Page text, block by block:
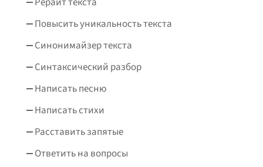
Повысить уникальность текста
Синонимайзер текста
Синтаксический разбор
Написать песню
Написать стихи
Расставить запятые
Ответить на вопросы